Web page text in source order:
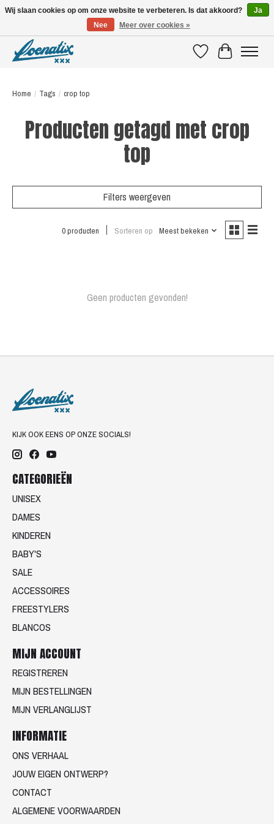
VerlanglijstWinkelwagen
Home / Tags / crop top
Producten getagd met crop
top
Filters weergeven
0 producten Sorteren op Meest bekeken
Geen producten gevonden!
KIJK OOK EENS OP ONZE SOCIALS!
CATEGORIEËN
UNISEX
DAMES
KINDEREN
BABY'S
SALE
ACCESSOIRES
FREESTYLERS
BLANCOS
MIJN ACCOUNT
REGISTREREN
MIJN BESTELLINGEN
MIJN VERLANGLIJST
INFORMATIE
ONS VERHAAL
JOUW EIGEN ONTWERP?
CONTACT
ALGEMENE VOORWAARDEN
Wij slaan cookies op om onze website te verbeteren. Is dat akkoord?
Ja
Nee
Meer over cookies »